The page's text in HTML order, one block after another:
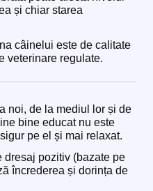
și chiar starea
câinelui este de calitate
veterinare regulate.
noi, de la mediul lor și de
bine educat nu este
pe el și mai relaxat.
dresaj pozitiv (bazate pe
încrederea și dorința de